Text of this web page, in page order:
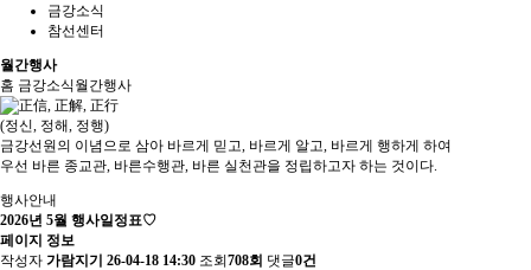
금강소식
참선센터
월간행사
홈 금강소식월간행사
(정신, 정해, 정행)
금강선원의 이념으로 삼아 바르게 믿고, 바르게 알고, 바르게 행하게 하여
우선 바른 종교관, 바른수행관, 바른 실천관을 정립하고자 하는 것이다.
행사안내
2026년 5월 행사일정표♡
페이지 정보
작성자 가람지기 26-04-18 14:30 조회 708회 댓글0건